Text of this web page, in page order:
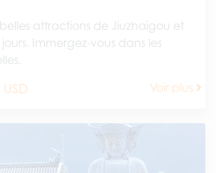
belles attractions de Jiuzhaigou et
Immergez-vous dans les
Voir plus